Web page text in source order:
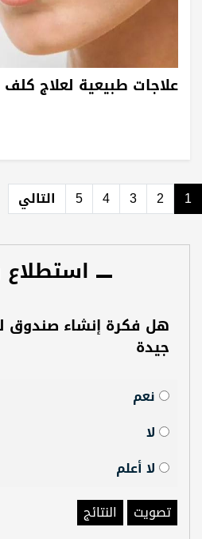
علاجات طبيعية لعلاج كلف
1
2
3
4
5 التالي
استطلاع
هل فكرة إنشاء صندوق
جيدة
نعم
لا
لا أعلم
تصويت
النتائج